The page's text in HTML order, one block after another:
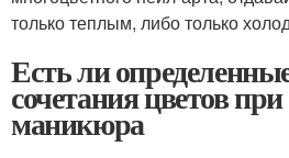
только теплым, либо только
Есть ли
сочетания цветов
маникюра